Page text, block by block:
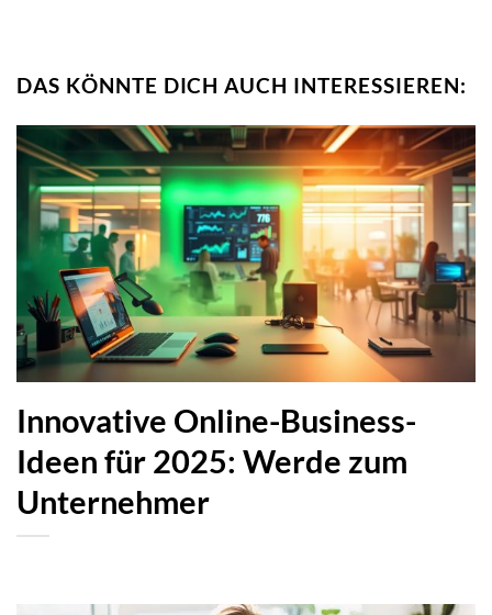
DAS KÖNNTE DICH AUCH INTERESSIEREN:
Innovative Online-Business-
Ideen für 2025: Werde zum
Unternehmer